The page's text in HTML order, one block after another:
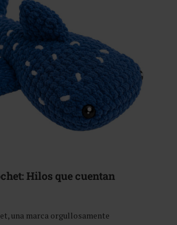
Hilos que cuentan
una marca orgullosamente